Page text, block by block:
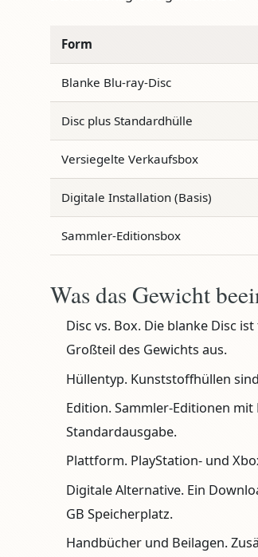
Form
Blanke Blu-ray-Disc
Disc plus Standardhülle
Versiegelte Verkaufsbox
Digitale Installation (Basis)
Sammler-Editionsbox
Was das Gewicht
Disc vs. Box. Die blanke Disc
Großteil des Gewichts aus.
Hüllentyp. Kunststoffhüllen
Edition.Sammler-Editionen
Standardausgabe.
Plattform. PlayStation- und
Digitale Alternative. Ein
GB Speicherplatz.
Handbücher und Beilagen.